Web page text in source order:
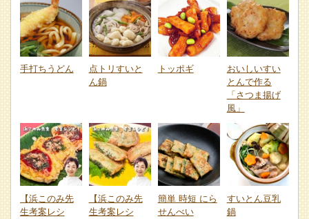
手打ちうどん
点トリすいと
ん鍋
トッポギ
おいしいすい
とんで作る
「さつま揚げ
風」
【浜このみ先
生考案レシ
【浜このみ先
生考案レシ
簡単 時短 にら
せんべい
すいとん豆乳
鍋